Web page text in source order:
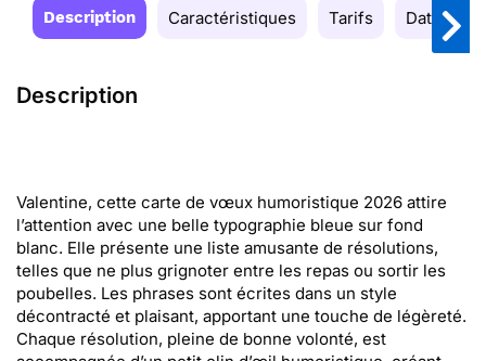
Description Caractéristiques Tarifs Date de
Description
Valentine, cette carte de vœux humoristique 2026 attire
l’attention avec une belle typographie bleue sur fond
blanc. Elle présente une liste amusante de résolutions,
telles que ne plus grignoter entre les repas ou sortir les
poubelles. Les phrases sont écrites dans un style
décontracté et plaisant, apportant une touche de légèreté.
Chaque résolution, pleine de bonne volonté, est